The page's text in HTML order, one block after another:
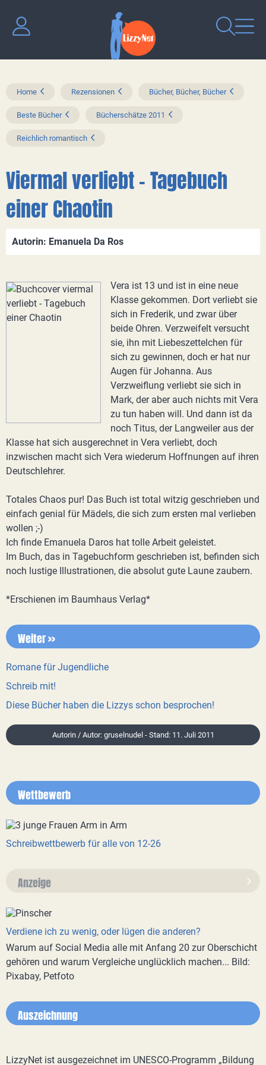
Home Rezensionen Bücher, Bücher, Bücher
Beste Bücher Bücherschätze 2011
Reichlich romantisch
Viermal verliebt - Tagebuch
einer Chaotin
Autorin: Emanuela Da Ros
Vera ist 13 und ist in eine neue
Klasse gekommen. Dort verliebt sie
sich in Frederik, und zwar über
beide Ohren. Verzweifelt versucht
sie, ihn mit Liebeszettelchen für
sich zu gewinnen, doch er hat nur
Augen für Johanna. Aus
Verzweiflung verliebt sie sich in
Mark, der aber auch nichts mit Vera
zu tun haben will. Und dann ist da
noch Titus, der Langweiler aus der
Klasse hat sich ausgerechnet in Vera verliebt, doch
inzwischen macht sich Vera wiederum Hoffnungen auf ihren
Deutschlehrer.
Totales Chaos pur! Das Buch ist total witzig geschrieben und
einfach genial für Mädels, die sich zum ersten mal verlieben
wollen ;-)
Ich finde Emanuela Daros hat tolle Arbeit geleistet.
Im Buch, das in Tagebuchform geschrieben ist, befinden sich
noch lustige Illustrationen, die absolut gute Laune zaubern.
*Erschienen im Baumhaus Verlag*
Weiter >>
Romane für Jugendliche
Schreib mit!
Diese Bücher haben die Lizzys schon besprochen!
Autorin / Autor: gruselnudel - Stand: 11. Juli 2011
Wettbewerb
Schreibwettbewerb für alle von 12-26
Anzeige
Verdiene ich zu wenig, oder lügen die anderen?
Warum auf Social Media alle mit Anfang 20 zur Oberschicht
gehören und warum Vergleiche unglücklich machen... Bild:
Pixabay, Petfoto
Auszeichnung
LizzyNet ist ausgezeichnet im UNESCO-Programm „Bildung